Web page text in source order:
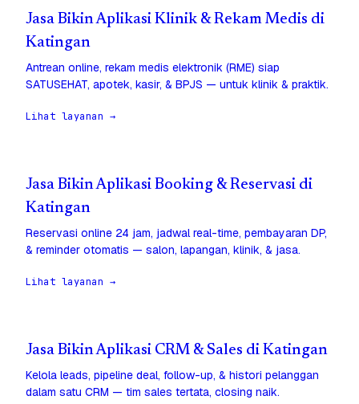
Jasa Bikin Aplikasi Klinik & Rekam Medis di
Katingan
Antrean online, rekam medis elektronik (RME) siap
SATUSEHAT, apotek, kasir, & BPJS — untuk klinik & praktik.
Lihat layanan →
Jasa Bikin Aplikasi Booking & Reservasi di
Katingan
Reservasi online 24 jam, jadwal real-time, pembayaran DP,
& reminder otomatis — salon, lapangan, klinik, & jasa.
Lihat layanan →
Jasa Bikin Aplikasi CRM & Sales di Katingan
Kelola leads, pipeline deal, follow-up, & histori pelanggan
dalam satu CRM — tim sales tertata, closing naik.